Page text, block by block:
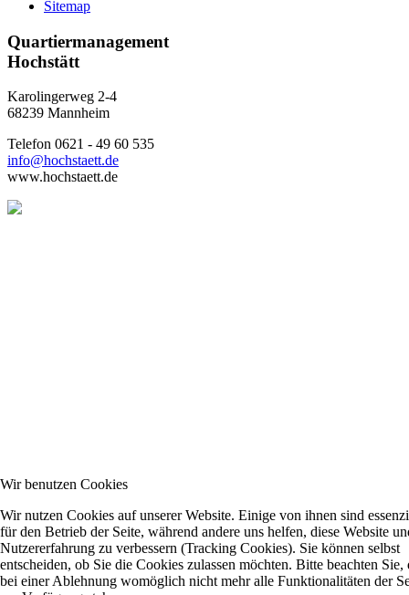
Sitemap
Quartiermanagement
Hochstätt
Karolingerweg 2-4
68239 Mannheim
Telefon 0621 - 49 60 535
info@hochstaett.de
www.hochstaett.de
Wir benutzen Cookies
Wir nutzen Cookies auf unserer Website. Einige von ihnen sind
für den Betrieb der Seite, während andere uns helfen, diese Website
Nutzererfahrung zu verbessern (Tracking Cookies). Sie können selbst
entscheiden, ob Sie die Cookies zulassen möchten. Bitte beachten Sie,
bei einer Ablehnung womöglich nicht mehr alle Funktionalitäten der